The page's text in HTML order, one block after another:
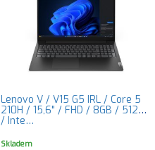
Lenovo V / V15 G5 IRL / Core 5
210H / 15,6" / FHD / 8GB / 512GB
/ Inte…
Skladem